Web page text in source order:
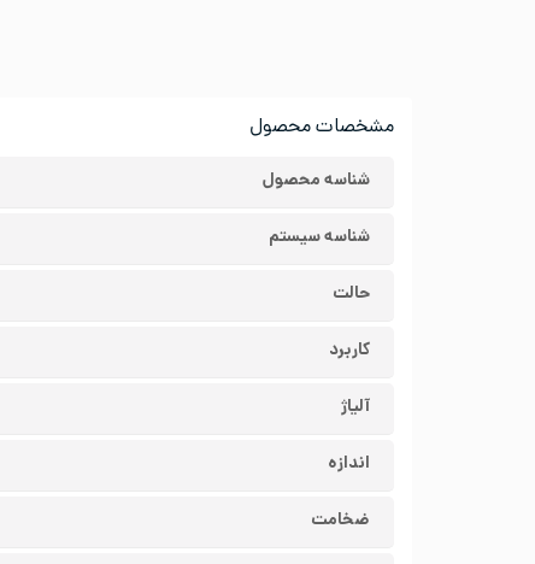
مشخصات محصول
شناسه محصول
شناسه سیستم
حالت
کاربرد
آلیاژ
اندازه
ضخامت